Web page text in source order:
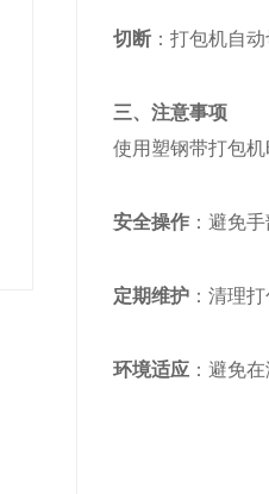
切断 ：打包机自
三、注意事项
使用塑钢带打包
安全操作 ：避免
定期维护 ：清理
环境适应 ：避免